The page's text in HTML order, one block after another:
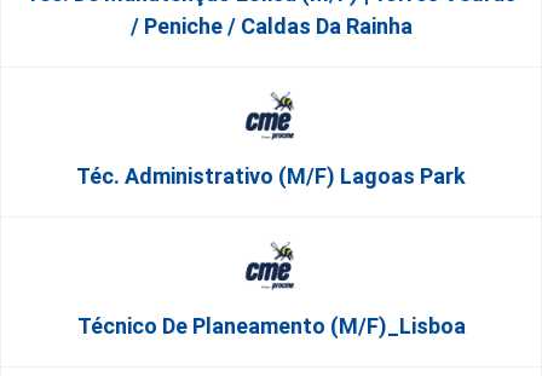
/ Peniche / Caldas Da Rainha
Téc. Administrativo (m/f) Lagoas Park
Técnico De Planeamento (m/f)_Lisboa